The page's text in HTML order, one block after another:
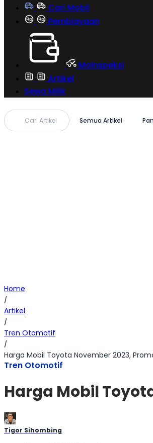
Cari Mobil
Pembiayaan
MoInspeksi
Artikel
Sewa Milik
Cari Artikel Semua Artikel
Home
/
Artikel
/
Tren Otomotif
/
Harga Mobil Toyota November 2023,
Tren Otomotif
Harga Mobil
Tigor Sihombing